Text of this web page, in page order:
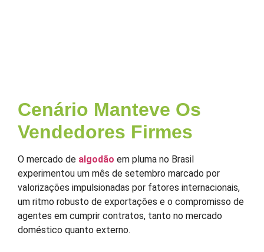
Cenário Manteve Os
Vendedores Firmes
O mercado de algodão em pluma no Brasil
experimentou um mês de setembro marcado por
valorizações impulsionadas por fatores internacionais,
um ritmo robusto de exportações e o compromisso de
agentes em cumprir contratos, tanto no mercado
doméstico quanto externo.